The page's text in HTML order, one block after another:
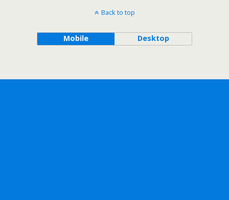
Back to top
Mobile Desktop